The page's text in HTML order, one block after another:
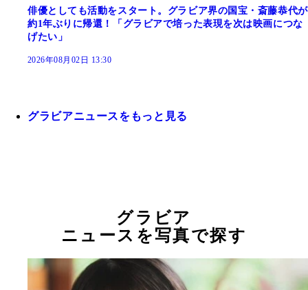
俳優としても活動をスタート。グラビア界の国宝・斎藤恭代が
約1年ぶりに帰還！「グラビアで培った表現を次は映画につな
げたい」
2026年08月02日 13:30
グラビアニュースをもっと見る
グラビア
ニュースを写真で探す